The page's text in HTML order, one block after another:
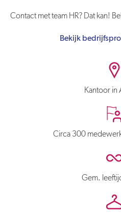
Contact met team HR? Dat kan!
Bekijk
Kantoor in
Circa 300
Gem.